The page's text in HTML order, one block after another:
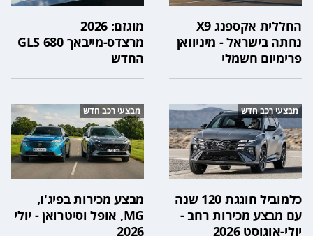
החללית אקספנג X9
נחתה בישראל - מיניוואן
פרימיום חשמלי
מוגזם: 2026
מרצדס-מייבאך GLS 680
החדש
מבצעי רכב חדש
כלמוביל חוגגת 120 שנה
עם מבצע מכירות רחב -
יולי-אוגוסט 2026
מבצעי רכב חדש
מבצע מכירות בפיג'ו,
MG, אופל וסיטרואן - יולי
2026